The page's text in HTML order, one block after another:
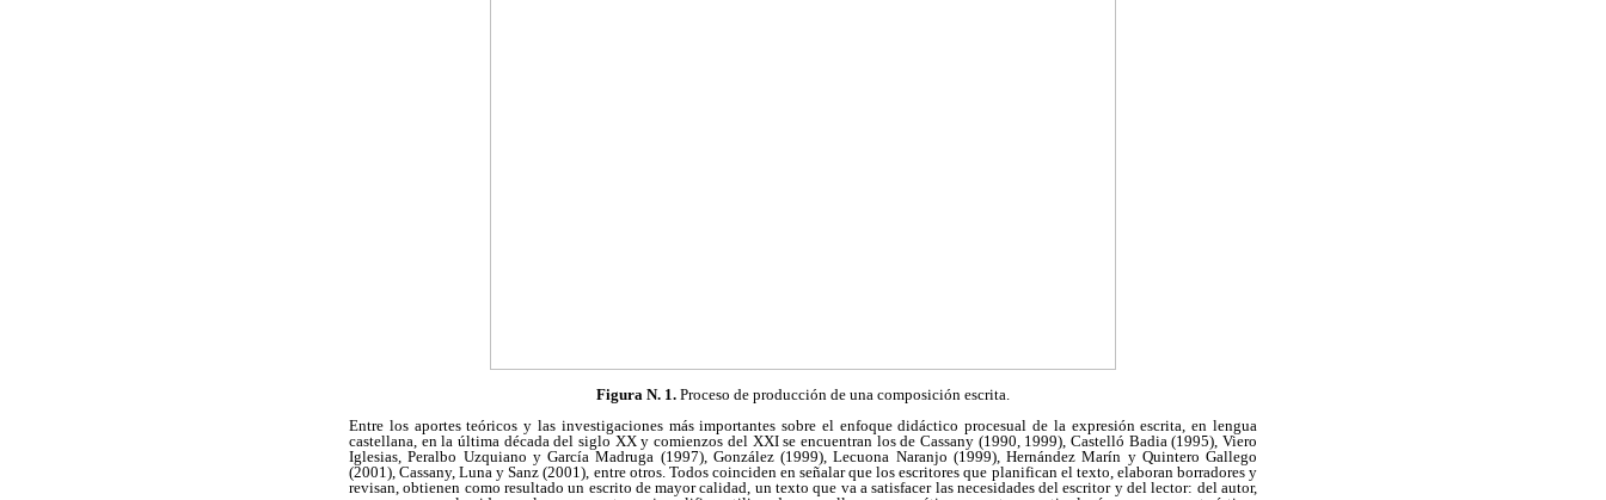
Figura N. 1. Proceso de producción de una composición escrita.
Entre los aportes teóricos y las investigaciones más importantes sobre el enfoque didáctico procesual de la expresión escrita, en lengua
castellana, en la última década del siglo XX y comienzos del XXI se encuentran los de Cassany (1990, 1999), Castelló Badia (1995), Viero
Iglesias, Peralbo Uzquiano y García Madruga (1997), González (1999), Lecuona Naranjo (1999), Hernández Marín y Quintero Gallego
(2001), Cassany, Luna y Sanz (2001), entre otros. Todos coinciden en señalar que los escritores que planifican el texto, elaboran borradores y
revisan, obtienen como resultado un escrito de mayor calidad, un texto que va a satisfacer las necesidades del escritor y del lector: del autor,